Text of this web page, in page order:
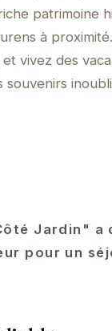
patrimoine
à
vivez des
Jardin" a
pour un